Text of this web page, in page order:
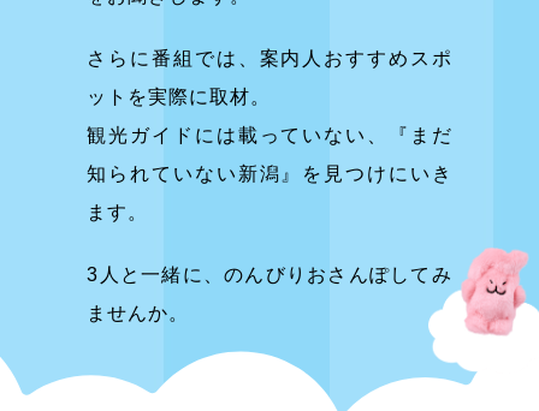
さらに番組では、案内人おすすめスポ
ットを実際に取材。
観光ガイドには載っていない、
『まだ
知られていない新潟』を見つけにいき
ます。
3人と一緒に、のんびりおさんぽしてみ
ませんか。